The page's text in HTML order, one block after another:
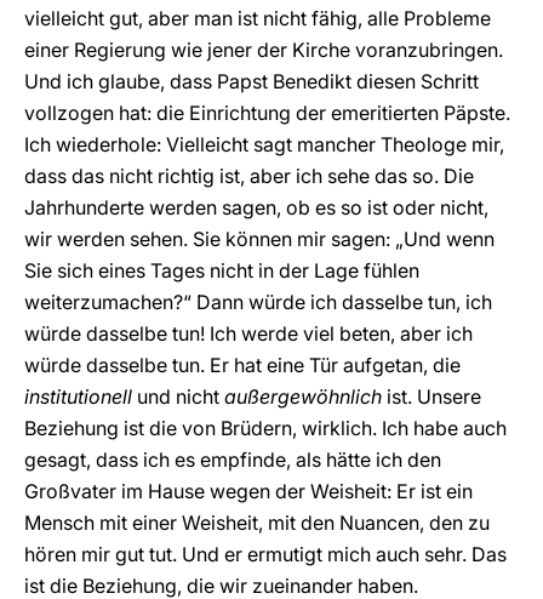
vielleicht gut, aber man ist nicht fähig, alle Probleme
einer Regierung wie jener der Kirche voranzubringen.
Und ich glaube, dass Papst Benedikt diesen Schritt
vollzogen hat: die Einrichtung der emeritierten Päpste.
Ich wiederhole: Vielleicht sagt mancher Theologe mir,
dass das nicht richtig ist, aber ich sehe das so. Die
Jahrhunderte werden sagen, ob es so ist oder nicht,
wir werden sehen. Sie können mir sagen: „Und wenn
Sie sich eines Tages nicht in der Lage fühlen
weiterzumachen?“ Dann würde ich dasselbe tun, ich
würde dasselbe tun! Ich werde viel beten, aber ich
würde dasselbe tun. Er hat eine Tür aufgetan, die
institutionell und nicht außergewöhnlich ist. Unsere
Beziehung ist die von Brüdern, wirklich. Ich habe auch
gesagt, dass ich es empfinde, als hätte ich den
Großvater im Hause wegen der Weisheit: Er ist ein
Mensch mit einer Weisheit, mit den Nuancen, den zu
hören mir gut tut. Und er ermutigt mich auch sehr. Das
ist die Beziehung, die wir zueinander haben.